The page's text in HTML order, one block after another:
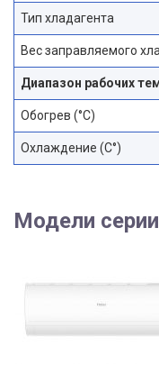
Тип хладагента
Вес заправляемого
Диапазон рабочих
Обогрев (°С)
Охлаждение (С°)
Модели серии